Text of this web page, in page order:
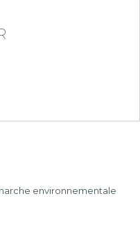
environnementale